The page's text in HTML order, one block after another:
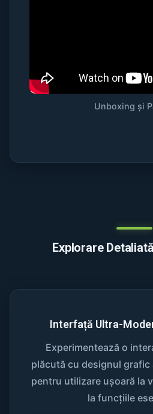
Unboxing și
Explorare
Interfață Ultra-
Experimentează o
plăcută cu designul
pentru utilizare ușoară la
la funcțiile